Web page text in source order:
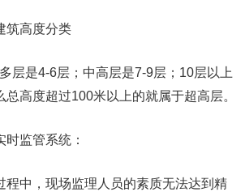
高度分类
是4-6层；中高层是7-9层；10层以上
高度超过100米以上的就属于超高层。
监管系统：
中，现场监理人员的素质无法达到精